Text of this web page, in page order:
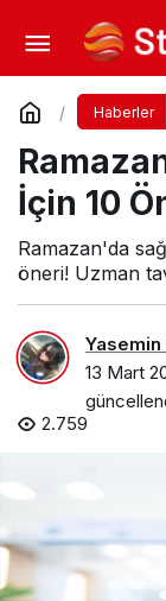
Haberler
İçin 10
Ramazan'da
öneri! Uzman
Yasemin
13 Mart
2.759
Future
Yorum Yap